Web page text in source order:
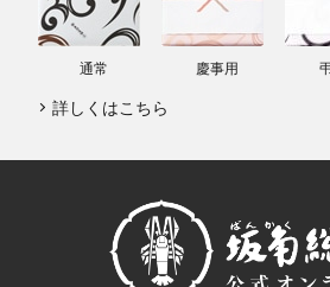
通常 慶事用
詳しくはこちら